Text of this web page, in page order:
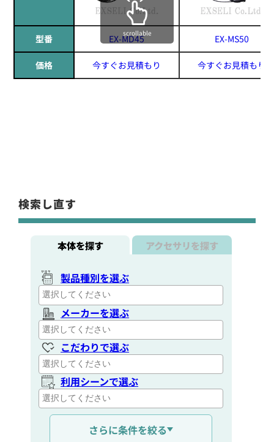
型番 EX-MD45 EX-MS50
価格 今すぐお見積もり 今すぐお見積もり
scrollable
検索し直す
本体を探す アクセサリを探す
製品種別を選ぶ
メーカーを選ぶ
こだわりで選ぶ
利用シーンで選ぶ
通信距離を選ぶ
さらに条件を絞る